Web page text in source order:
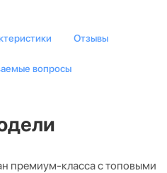
Отзывы
вопросы
премиум-класса с топовыми